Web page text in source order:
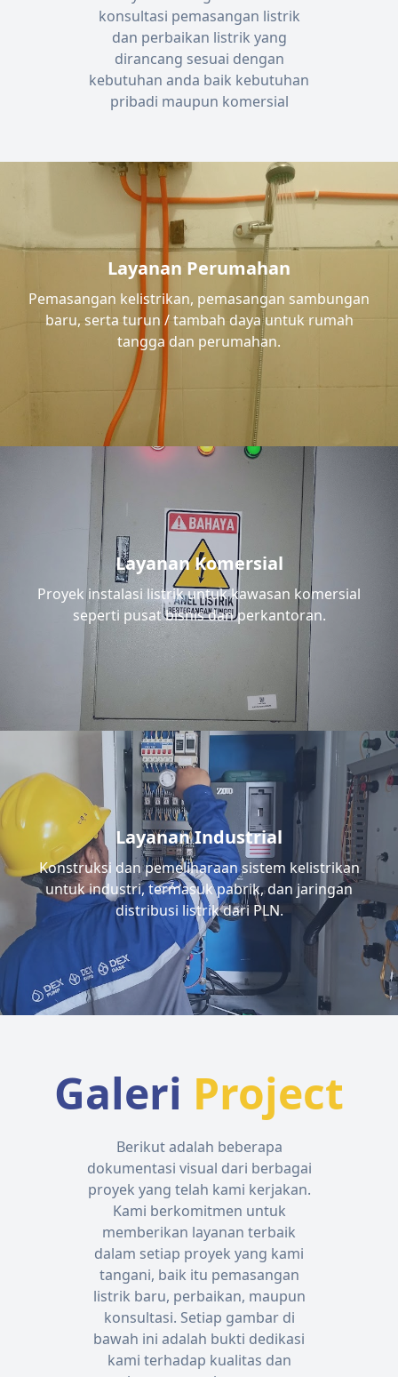
konsultasi pemasangan listrik
dan perbaikan listrik yang
dirancang sesuai dengan
kebutuhan anda baik kebutuhan
pribadi maupun komersial
Layanan Perumahan
Pemasangan kelistrikan, pemasangan sambungan
baru, serta turun / tambah daya untuk rumah
tangga dan perumahan.
Layanan Komersial
Proyek instalasi listrik untuk kawasan komersial
seperti pusat bisnis dan perkantoran.
Layanan Industrial
Konstruksi dan pemeliharaan sistem kelistrikan
untuk industri, termasuk pabrik, dan jaringan
distribusi listrik dari PLN.
Galeri Project
Berikut adalah beberapa
dokumentasi visual dari berbagai
proyek yang telah kami kerjakan.
Kami berkomitmen untuk
memberikan layanan terbaik
dalam setiap proyek yang kami
tangani, baik itu pemasangan
listrik baru, perbaikan, maupun
konsultasi. Setiap gambar di
bawah ini adalah bukti dedikasi
kami terhadap kualitas dan